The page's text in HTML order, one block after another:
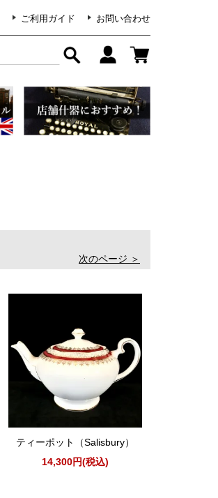
ご利用ガイド お問い合わせ
次のページ ＞
ティーポット（Salisbury）
14,300円(税込)